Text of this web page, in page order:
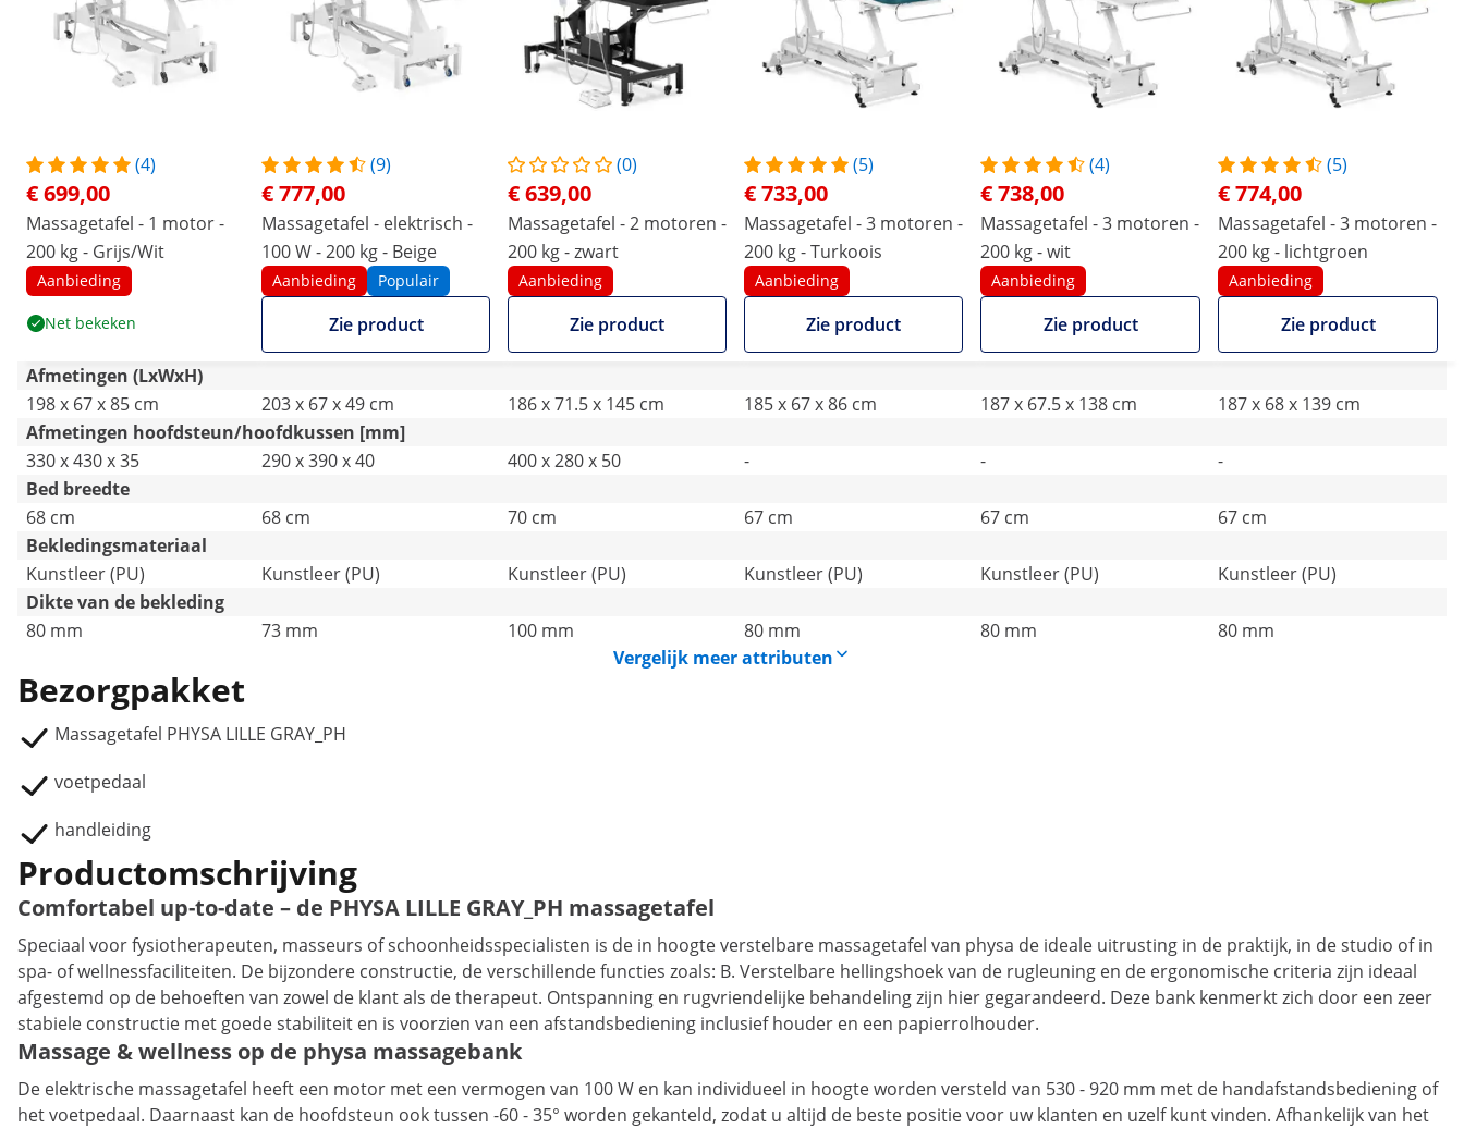
(4)
€ 699,00
Massagetafel - 1 motor -
200 kg - Grijs/Wit
Aanbieding
Net bekeken
(9)
€ 777,00
Massagetafel - elektrisch -
100 W - 200 kg - Beige
Aanbieding Populair
Zie product
(0)
€ 639,00
Massagetafel - 2 motoren -
200 kg - zwart
Aanbieding
Zie product
(5)
€ 733,00
Massagetafel - 3 motoren -
200 kg - Turkoois
Aanbieding
Zie product
(4)
€ 738,00
Massagetafel - 3 motoren -
200 kg - wit
Aanbieding
Zie product
(5)
€ 774,00
Massagetafel - 3 motoren -
200 kg - lichtgroen
Aanbieding
Zie product
Afmetingen (LxWxH)
198 x 67 x 85 cm
203 x 67 x 49 cm 186 x 71.5 x 145 cm 185 x 67 x 86 cm 187 x 67.5 x 138 cm
187 x 68 x 139 cm
Afmetingen hoofdsteun/hoofdkussen [mm]
330 x 430 x 35
290 x 390 x 40 400 x 280 x 50 - -
-
Bed breedte
68 cm
68 cm 70 cm 67 cm 67 cm
67 cm
Bekledingsmateriaal
Kunstleer (PU)
Kunstleer (PU) Kunstleer (PU) Kunstleer (PU) Kunstleer (PU)
Kunstleer (PU)
Dikte van de bekleding
80 mm
73 mm 100 mm 80 mm 80 mm
80 mm
Vergelijk meer attributen
Bezorgpakket
Massagetafel PHYSA LILLE GRAY_PH
voetpedaal
handleiding
Productomschrijving
Comfortabel up-to-date – de PHYSA LILLE GRAY_PH massagetafel
Speciaal voor fysiotherapeuten, masseurs of schoonheidsspecialisten is de in hoogte verstelbare massagetafel van physa de ideale uitrusting in de praktijk, in de studio of in
spa- of wellnessfaciliteiten. De bijzondere constructie, de verschillende functies zoals: B. Verstelbare hellingshoek van de rugleuning en de ergonomische criteria zijn ideaal
afgestemd op de behoeften van zowel de klant als de therapeut. Ontspanning en rugvriendelijke behandeling zijn hier gegarandeerd. Deze bank kenmerkt zich door een zeer
stabiele constructie met goede stabiliteit en is voorzien van een afstandsbediening inclusief houder en een papierrolhouder.
Massage & wellness op de physa massagebank
De elektrische massagetafel heeft een motor met een vermogen van 100 W en kan individueel in hoogte worden versteld van 530 - 920 mm met de handafstandsbediening of
het voetpedaal. Daarnaast kan de hoofdsteun ook tussen -60 - 35° worden gekanteld, zodat u altijd de beste positie voor uw klanten en uzelf kunt vinden. Afhankelijk van het